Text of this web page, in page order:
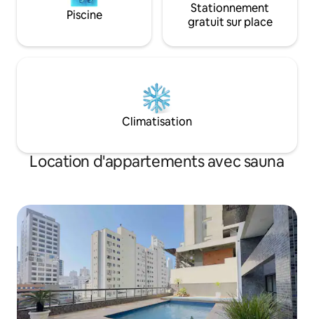
Piscine
Stationnement
gratuit sur place
Climatisation
Location d'appartements avec sauna